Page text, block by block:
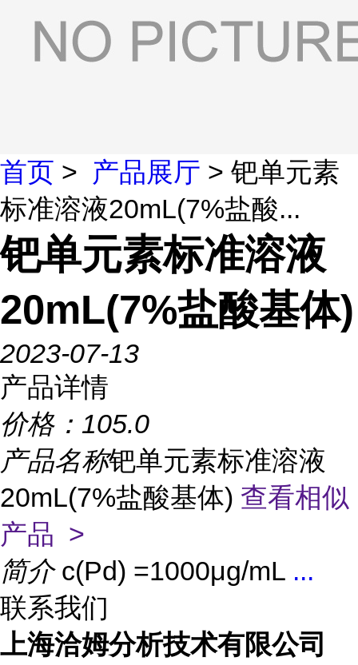
首页 > 产品展厅 > 钯单元素
标准溶液20mL(7%盐酸...
钯单元素标准溶液
20mL(7%盐酸基体)
2023-07-13
产品详情
价格： 105.0
产品名称钯单元素标准溶液
20mL(7%盐酸基体) 查看相似
产品 >
简介 c(Pd) =1000μg/mL ...
联系我们
上海洽姆分析技术有限公司